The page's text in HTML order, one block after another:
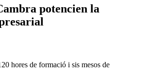
potencien la
hores de formació i sis mesos de